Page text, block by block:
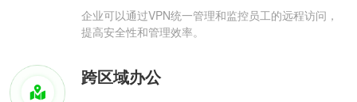
企业可以通过VPN统一管理和监控员工的远程访问，
提高安全性和管理效率。
跨区域办公